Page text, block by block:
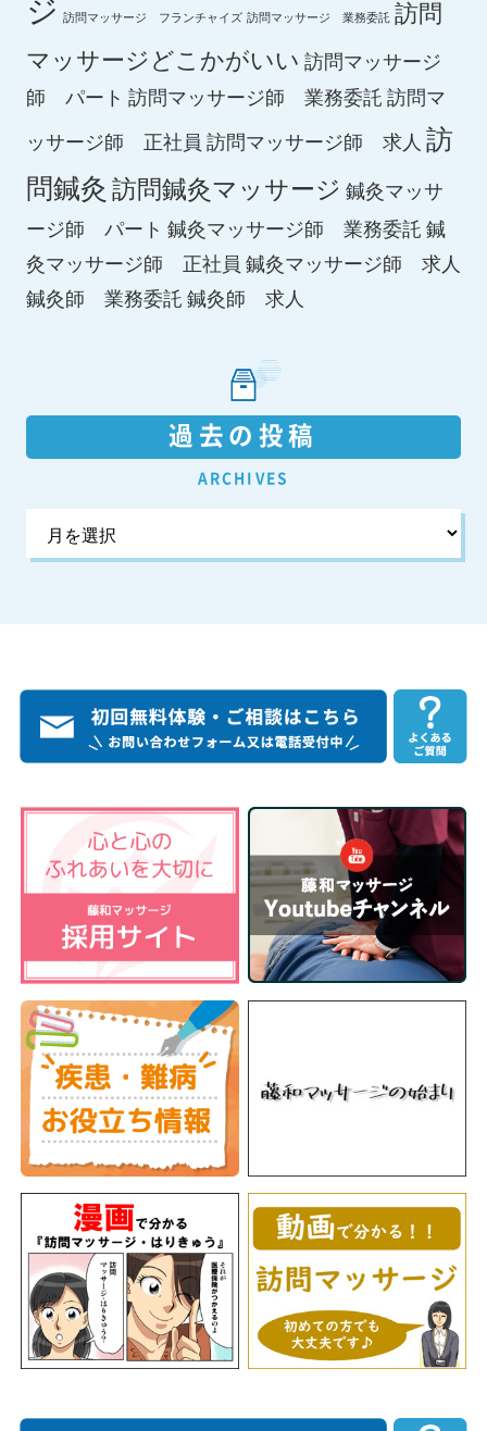
訪問マッサージ フランチャイズ 訪問マッサージ 業務委託 訪問
マッサージどこかがいい 訪問マッサージ
師 パート 訪問マッサージ師 業務委託 訪問マ
ッサージ師 正社員 訪問マッサージ師 求人 訪
問鍼灸 訪問鍼灸マッサージ 鍼灸マッサ
ージ師 パート 鍼灸マッサージ師 業務委託 鍼
灸マッサージ師 正社員 鍼灸マッサージ師 求人
鍼灸師 業務委託 鍼灸師 求人
過去の投稿
ARCHIVES